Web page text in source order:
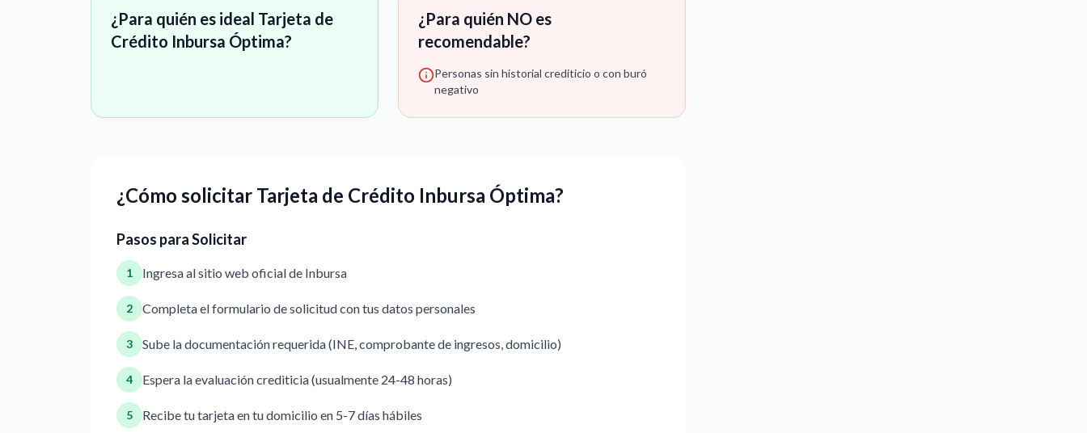
¿Para quién es ideal Tarjeta de
Crédito Inbursa Óptima?
¿Para quién NO es
recomendable?
Personas sin historial crediticio o con buró
negativo
¿Cómo solicitar Tarjeta de Crédito Inbursa Óptima?
Pasos para Solicitar
1 Ingresa al sitio web oficial de Inbursa
2 Completa el formulario de solicitud con tus datos personales
3 Sube la documentación requerida (INE, comprobante de ingresos, domicilio)
4 Espera la evaluación crediticia (usualmente 24-48 horas)
5 Recibe tu tarjeta en tu domicilio en 5-7 días hábiles